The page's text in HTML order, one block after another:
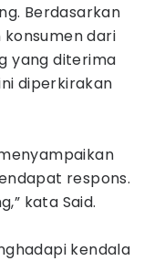
Berdasarkan
konsumen dari
yang diterima
diperkirakan
respons.
kata Said.
kendala